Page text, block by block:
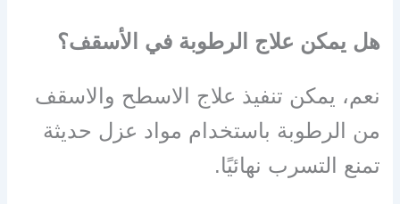
هل يمكن علاج الرطوبة في الأسقف؟
نعم، يمكن تنفيذ علاج الاسطح والاسقف
من الرطوبة باستخدام مواد عزل حديثة
تمنع التسرب نهائيًا.